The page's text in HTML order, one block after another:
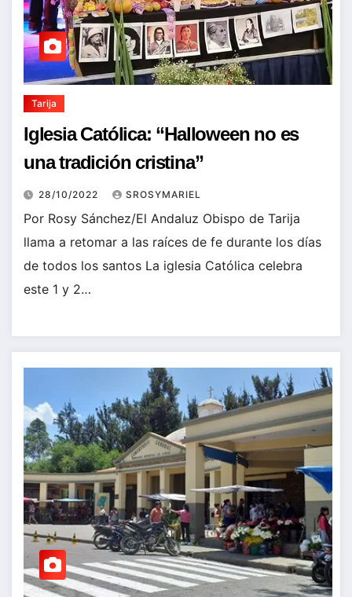
Tarija
Iglesia Católica: “Halloween no es
una tradición cristina”
28/10/2022 SROSYMARIEL
Por Rosy Sánchez/El Andaluz Obispo de Tarija
llama a retomar a las raíces de fe durante los días
de todos los santos La iglesia Católica celebra
este 1 y 2…